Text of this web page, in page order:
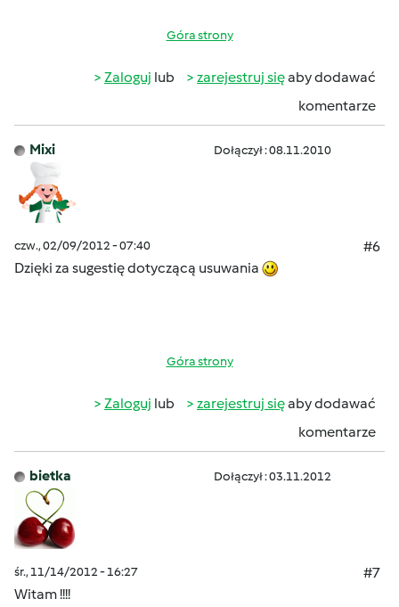
Góra strony
Zaloguj lub zarejestruj sięaby dodawać
komentarze
Mixi Dołączył : 08.11.2010
czw., 02/09/2012 - 07:40
#6
Dzięki za sugestię dotyczącą usuwania
Góra strony
Zaloguj lub zarejestruj sięaby dodawać
komentarze
bietka Dołączył : 03.11.2012
śr., 11/14/2012 - 16:27
#7
Witam !!!!